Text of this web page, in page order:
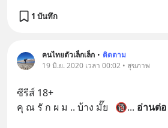
1 บันทึก
คนไทยตัวเล็กเล็ก • ติดตาม
19 มิ.ย. 2020 เวลา 00:02 • สุขภาพ
ซีรีส์ 18+
คุ ณ รั ก ผ ม .. บ้าง มั๊ย   🔞... อ่านต่อ